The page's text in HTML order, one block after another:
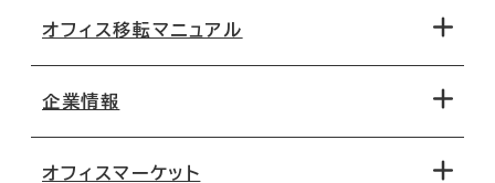
地図から探す
路線・駅から探す
オフィス移転マニュアル
移転コストシミュレーション
企業情報
オフィスマーケット